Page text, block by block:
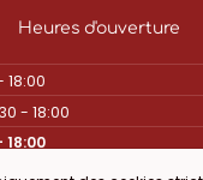
Heures d'ouverture
18:00
- 18:00
18:00
- 18:00